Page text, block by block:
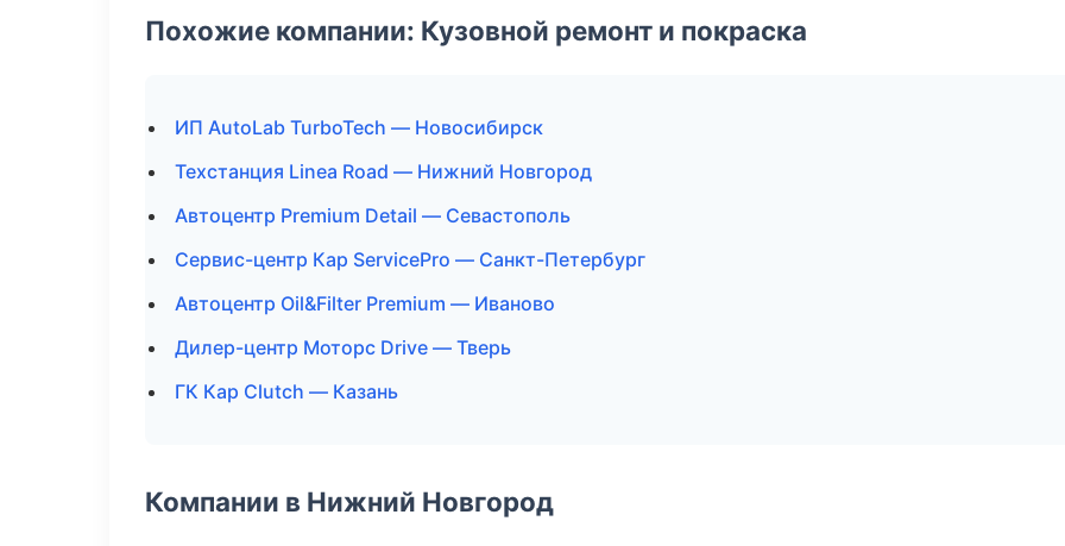
Похожие компании: Кузовной ремонт и покраска
ИП AutoLab TurboTech — Новосибирск
Техстанция Linea Road — Нижний Новгород
Автоцентр Premium Detail — Севастополь
Сервис-центр Кар ServicePro — Санкт-Петербург
Автоцентр Oil&Filter Premium — Иваново
Дилер-центр Моторс Drive — Тверь
ГК Кар Clutch — Казань
Компании в Нижний Новгород